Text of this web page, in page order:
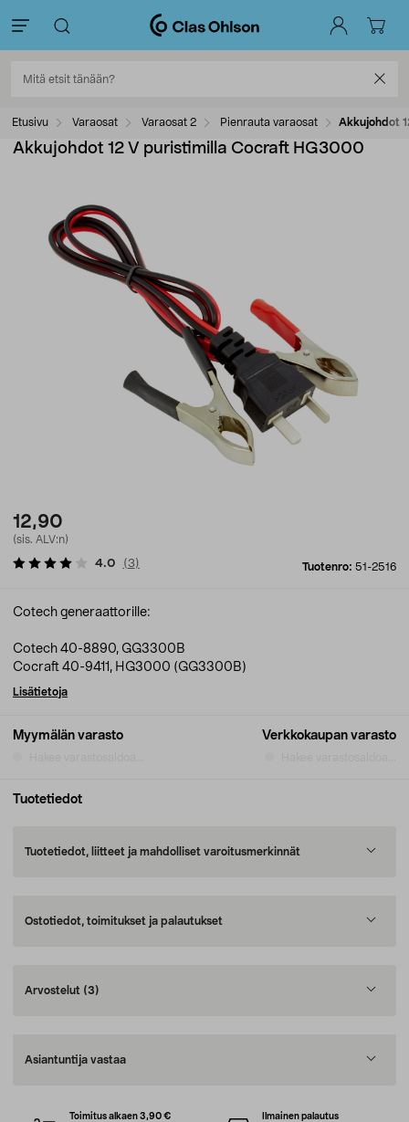
Etusivu Varaosat Varaosat 2 Pienrauta varaosat Akkujohdot
Akkujohdot 12 V puristimilla Cocraft HG3000
12,90
(sis. ALV:n)
Tuotenro: 51-2516
4.0 (3)
Myymälän varasto Verkkokaupan varasto
Cotech generaattorille:
Cotech 40-8890, GG3300B
Cocraft 40-9411, HG3000 (GG3300B)
Lisätietoja
Tuotetiedot
Tuotetiedot, liitteet ja mahdolliset varoitusmerkinnät
Ostotiedot, toimitukset ja palautukset
Arvostelut (3)
Asiantuntija vastaa
Toimitus alkaen 3,90 €
Ilmainen palautus